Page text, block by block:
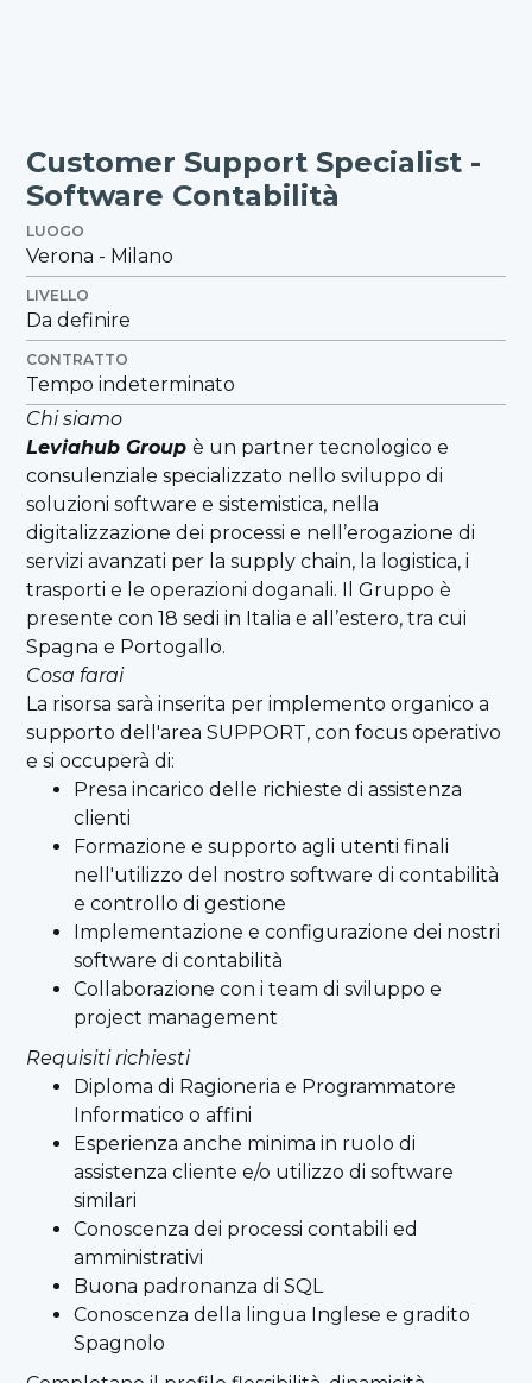
Customer Support Specialist -
Software Contabilità
LUOGO
Verona - Milano
LIVELLO
Da definire
CONTRATTO
Tempo indeterminato
Chi siamo
Leviahub Groupè un partner tecnologico e
consulenziale specializzato nello sviluppo di
soluzioni software e sistemistica, nella
digitalizzazione dei processi e nell’erogazione di
servizi avanzati per la supply chain, la logistica, i
trasporti e le operazioni doganali. Il Gruppo è
presente con 18 sedi in Italia e all’estero, tra cui
Spagna e Portogallo.
Cosa farai
La risorsa sarà inserita per implemento organico a
supporto dell'area SUPPORT, con focus operativo
e si occuperà di:
Presa incarico delle richieste di assistenza
clienti
Formazione e supporto agli utenti finali
nell'utilizzo del nostro software di contabilità
e controllo di gestione
Implementazione e configurazione dei nostri
software di contabilità
Collaborazione con i team di sviluppo e
project management
Requisiti richiesti
Diploma di Ragioneria e Programmatore
Informatico o affini
Esperienza anche minima in ruolo di
assistenza cliente e/o utilizzo di software
similari
Conoscenza dei processi contabili ed
amministrativi
Buona padronanza di SQL
Conoscenza della lingua Inglese e gradito
Spagnolo